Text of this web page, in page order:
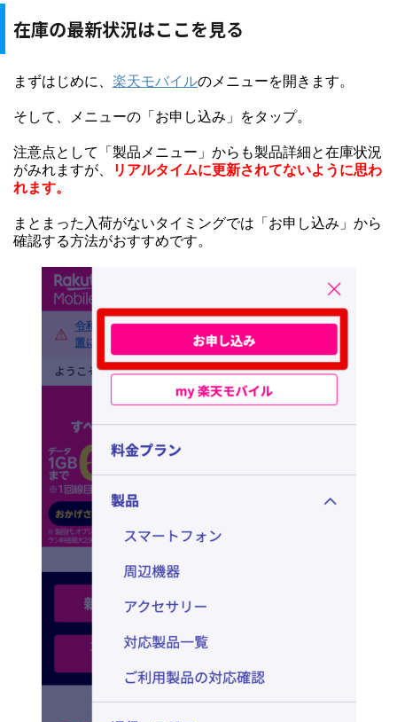
在庫の最新状況はここを見る
まずはじめに、 楽天モバイルのメニューを開きます。
そして、メニューの「お申し込み」をタップ。
注意点として「製品メニュー」からも製品詳細と在庫状況
がみれますが、
リアルタイムに更新されてないように思わ
れます。
まとまった入荷がないタイミングでは「お申し込み」から
確認する方法がおすすめです。